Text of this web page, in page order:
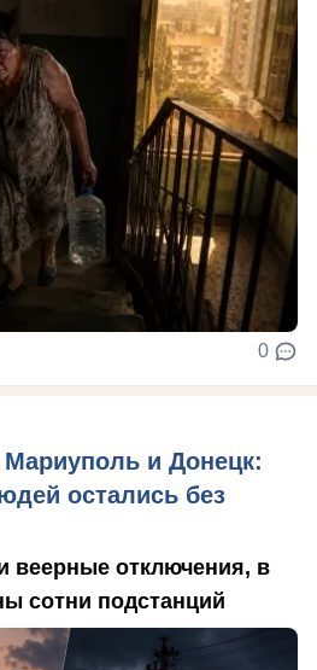
0
Мариуполь и Донецк:
остались без
веерные отключения, в
сотни подстанций